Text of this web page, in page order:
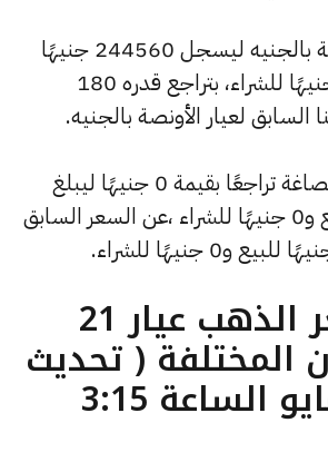
وتراجع سعر الأونصة بالجنيه ليسجل 244560 جنيهًا
للبيع و242785 جنيهًا للشراء، بتراجع قدره 180
لعيار الأونصة بالجنيه.
وشهد سعر دولار الصاغة تراجعًا بقيمة 0 جنيهًا ليبلغ
53.89 جنيهًا للبيع و0 جنيهًا للشراء ،عن السعر السابق
ما هو سعر الذهب عيار 21
المختلفة ( تحديث
الأحد 17 مايو الساعة 3:15